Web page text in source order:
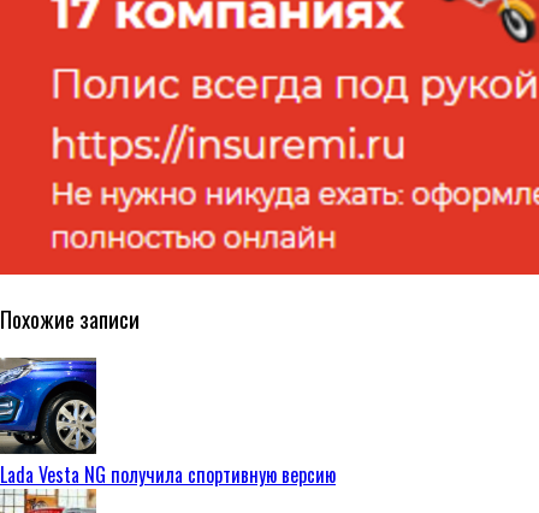
Похожие записи
Lada Vesta NG получила спортивную версию